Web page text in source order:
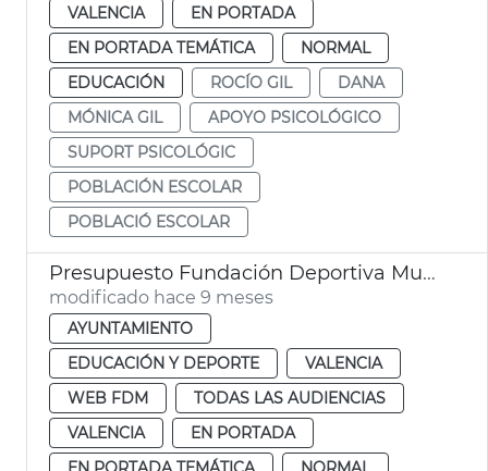
VALENCIA
EN PORTADA
EN PORTADA TEMÁTICA
NORMAL
EDUCACIÓN
ROCÍO GIL
DANA
MÓNICA GIL
APOYO PSICOLÓGICO
SUPORT PSICOLÓGIC
POBLACIÓN ESCOLAR
POBLACIÓ ESCOLAR
Presupuesto Fundación Deportiva Municipal 2026 València
modificado hace 9 meses
AYUNTAMIENTO
EDUCACIÓN Y DEPORTE
VALENCIA
WEB FDM
TODAS LAS AUDIENCIAS
VALENCIA
EN PORTADA